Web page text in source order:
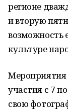
регионе
и вторую
возможность
культуре
Мероприятия
участия с 7
свою